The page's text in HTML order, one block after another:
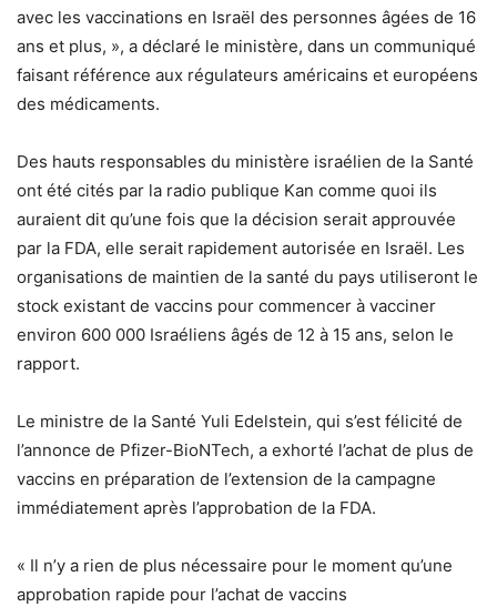
avec les vaccinations en Israël des personnes âgées de 16
ans et plus, », a déclaré le ministère, dans un communiqué
faisant référence aux régulateurs américains et européens
des médicaments.
Des hauts responsables du ministère israélien de la Santé
ont été cités par la radio publique Kan comme quoi ils
auraient dit qu’une fois que la décision serait approuvée
par la FDA, elle serait rapidement autorisée en Israël. Les
organisations de maintien de la santé du pays utiliseront le
stock existant de vaccins pour commencer à vacciner
environ 600 000 Israéliens âgés de 12 à 15 ans, selon le
rapport.
Le ministre de la Santé Yuli Edelstein, qui s’est félicité de
l’annonce de Pfizer-BioNTech, a exhorté l’achat de plus de
vaccins en préparation de l’extension de la campagne
immédiatement après l’approbation de la FDA.
« Il n’y a rien de plus nécessaire pour le moment qu’une
approbation rapide pour l’achat de vaccins